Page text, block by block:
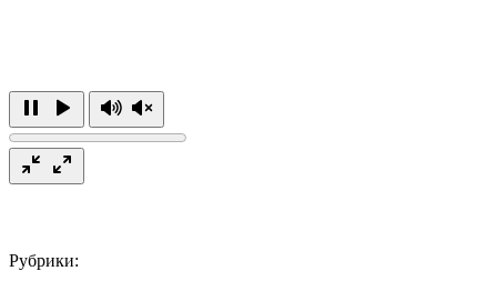
Рубрики: